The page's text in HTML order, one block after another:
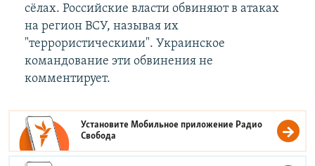
сёлах. Российские власти обвиняют в атаках
на регион ВСУ, называя их
"террористическими". Украинское
командование эти обвинения не
комментирует.
Установите Мобильное приложение Радио
Свобода